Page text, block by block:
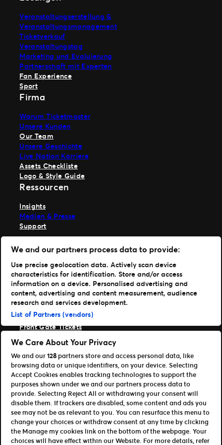
Veranstaltungserstellung &
Veranstaltungsmanagement
Ticketverkauf
Veranstaltungstag
Marketing und Evaluierung
Partnerschaft mit Experten
Fan Experience
Sport
Firma
Warum Ticketmaster
Unsere Kunden
Our Team
Unsere Geschichte
Live Nation Karriere
Assets Checkliste
Logo & Style Guide
Ressourcen
Insights
Medien & Presse
Support
TM1 anmelden
Hole dir unsere App
Ticketmaster
TM1 Reports
Portfolio
Ticketmaster
Front Gate Tickets
Universe
Verbessere
Partner
Platform Übersicht öffnen
Partner & Vertriebspartner
Entwickler (APIs und SDKs)
Allgemeinen Geschäftsbedingungen
DatenschutzerklärungCookie-Richtlinie
We and our partners process data to provide:
Use precise geolocation data. Actively scan device
characteristics for identification. Store and/or access
information on a device. Personalised advertising and
content, advertising and content measurement, audience
research and services development.
List of Partners (vendors)
We Care About Your Privacy
We and our128 partners store and access personal data, like
browsing data or unique identifiers, on your device. Selecting
Accept Cookies enables tracking technologies to support the
purposes shown under we and our partners process data to
provide. Selecting Reject All or withdrawing your consent will
disable them. If trackers are disabled, some content and ads you
see may not be as relevant to you. You can resurface this menu to
change your choices or withdraw consent at any time by clicking
the Manage my cookies link on the bottom of the webpage. Your
choices will have effect within our Website. For more details, refer